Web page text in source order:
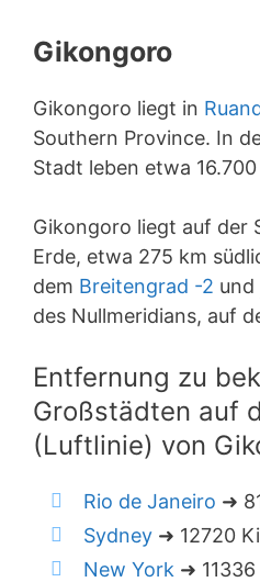
Gikongoro
Gikongoro liegt in
Southern Province. In
Stadt leben etwa
Gikongoro liegt auf der
Erde, etwa 275 km
dem Breitengrad -2 und
des Nullmeridians, auf
Entfernung zu
Großstädten auf
(Luftlinie) von
Rio de Janeiro ➜
Sydney ➜ 12720
New York ➜